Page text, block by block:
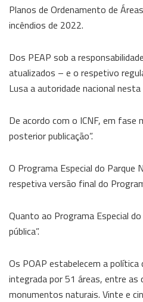
Planos de Ordenamento de
incêndios de 2022.
Dos PEAP sob a
atualizados – e o respetivo
Lusa a autoridade nacional
De acordo com o ICNF, em fase
posterior publicação”.
O Programa Especial do Parque
respetiva versão final do
Quanto ao Programa Especial
pública”.
Os POAP estabelecem a
integrada por 51 áreas, entre as
monumentos naturais. Vinte e